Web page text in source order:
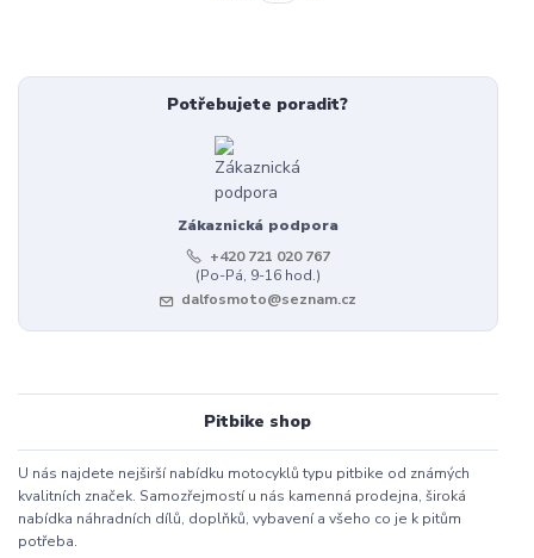
Potřebujete poradit?
Zákaznická podpora
+420 721 020 767
(Po-Pá, 9-16 hod.)
dalfosmoto@seznam.cz
Pitbike shop
U nás najdete nejširší nabídku motocyklů typu pitbike od známých
kvalitních značek. Samozřejmostí u nás kamenná prodejna, široká
nabídka náhradních dílů, doplňků, vybavení a všeho co je k pitům
potřeba.